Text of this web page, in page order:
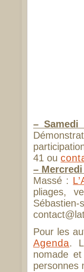
–
41 ou
–
Massé :
pliages,
Pour les
Agenda.
nomade
personnes